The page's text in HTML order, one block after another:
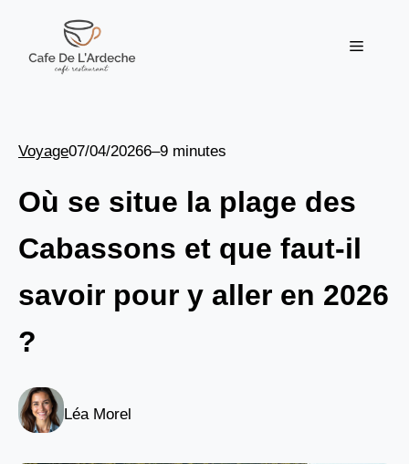
contenu
Menu
Voyage07/04/20266–9 minutes
Où se situe la plage des
Cabassons et que faut-il
savoir pour y aller en 2026
?
Léa Morel